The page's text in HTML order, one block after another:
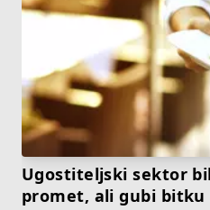
Ugostiteljski sektor
promet, ali gubi